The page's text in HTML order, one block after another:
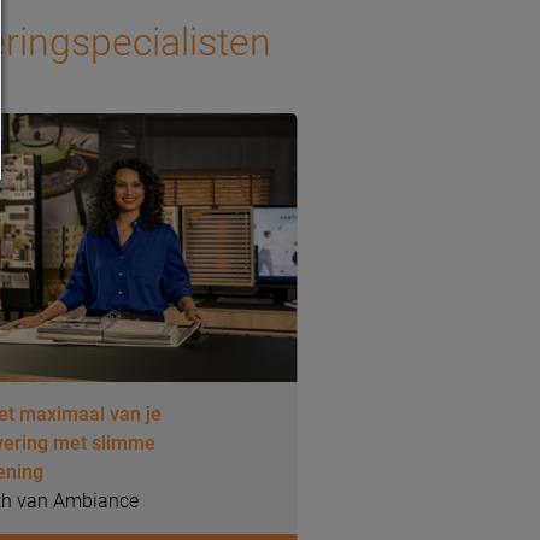
maximaal van je
met slimme
van Ambiance